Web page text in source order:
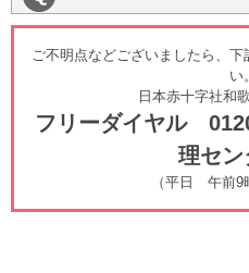
ご不明点などございましたら、
い。
日本赤十字社和
フリーダイヤル
理セン
（平日 午前9